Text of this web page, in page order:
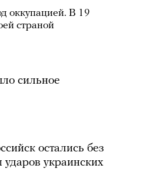
оккупацией. В 19
страной
сильное
остались без
ударов украинских